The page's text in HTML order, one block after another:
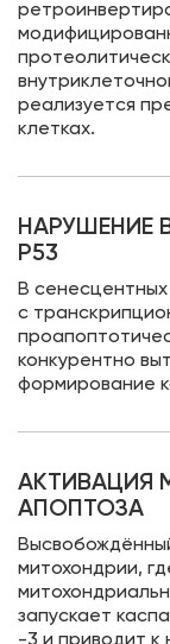
реализуется
клетках.
НАРУШЕНИЕ
P53
В сенесцентных
с
конкурентно
формирование
АКТИВАЦИЯ
АПОПТОЗА
митохондрии,
запускает
-3 и приводит к